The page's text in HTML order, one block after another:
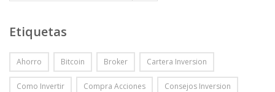
Etiquetas
Ahorro Bitcoin Broker Cartera Inversion
Como Invertir Compra Acciones Consejos Inversion